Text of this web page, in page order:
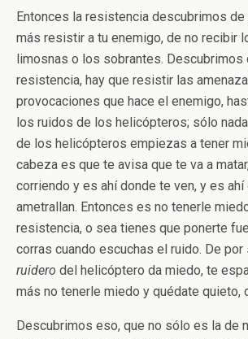
Entonces la resistencia descubrimos de
más resistir a tu enemigo, de no recibir
limosnas o los sobrantes. Descubrimos
resistencia, hay que resistir las
provocaciones que hace el enemigo,
los ruidos de los helicópteros; sólo
de los helicópteros empiezas a tener
cabeza es que te avisa que te va a
corriendo y es ahí donde te ven, y es ahí
ametrallan. Entonces es no tenerle
resistencia, o sea tienes que ponerte
corras cuando escuchas el ruido. De por
ruidero del helicóptero da miedo, te
más no tenerle miedo y quédate quieto,
Descubrimos eso, que no sólo es la de